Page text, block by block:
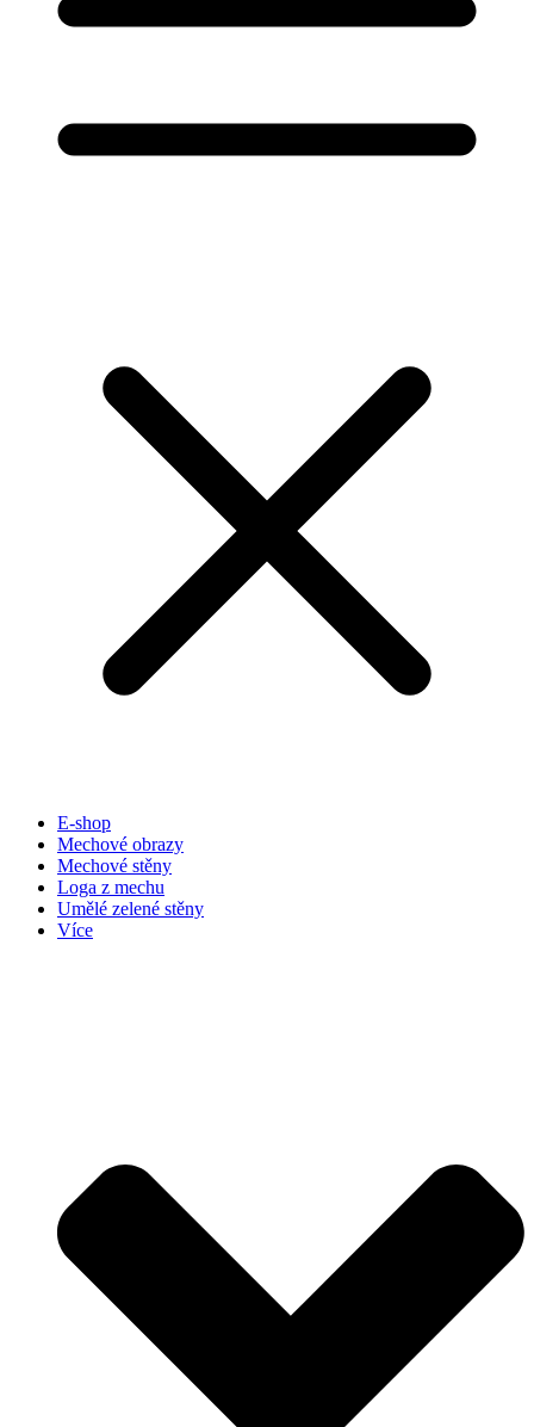
E-shop
Mechové obrazy
Mechové stěny
Loga z mechu
Umělé zelené stěny
Více